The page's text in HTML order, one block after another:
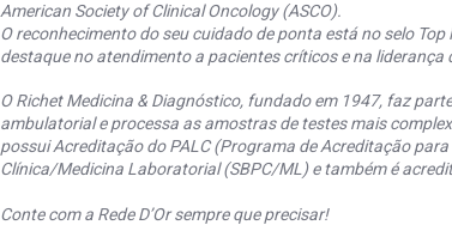
American Society of Clinical Oncology (ASCO).
O reconhecimento do seu cuidado de ponta está no selo
destaque no atendimento a pacientes críticos e na liderança
O Richet Medicina & Diagnóstico, fundado em 1947, faz
ambulatorial e processa as amostras de testes mais
possui Acreditação do PALC (Programa de Acreditação
Clínica/Medicina Laboratorial (SBPC/ML) e também é
Conte com a Rede D’Or sempre que precisar!